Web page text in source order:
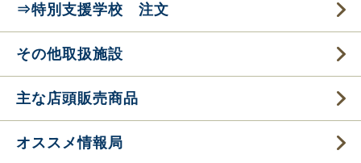
⇒特別支援学校 注文
その他取扱施設
主な店頭販売商品
オススメ情報局